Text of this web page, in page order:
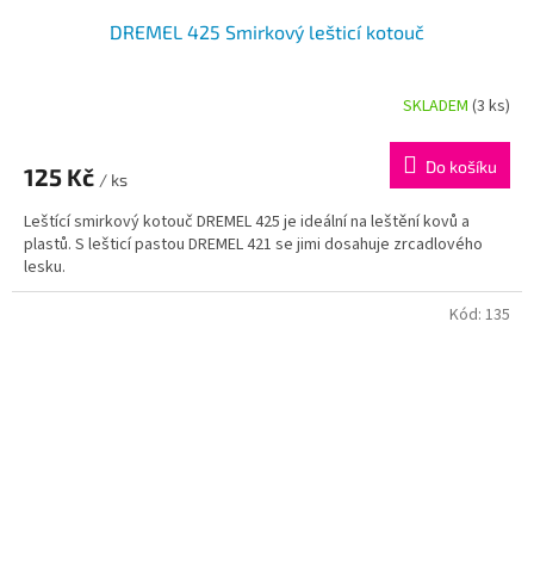
DREMEL 425 Smirkový lešticí kotouč
SKLADEM (3 ks)
125 Kč / ks
Do košíku
Leštící smirkový kotouč DREMEL 425 je ideální na leštění kovů a
plastů. S lešticí pastou DREMEL 421 se jimi dosahuje zrcadlového
lesku.
Kód: 135